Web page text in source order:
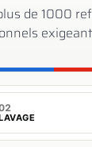
de 1000